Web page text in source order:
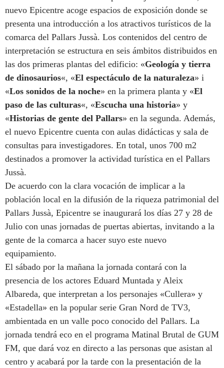
nuevo Epicentre acoge espacios de exposición donde se
presenta una introducción a los atractivos turísticos de la
comarca del Pallars Jussà. Los contenidos del centro de
interpretación se estructura en seis ámbitos distribuidos en
las dos primeras plantas del edificio: «Geología y tierra
de dinosaurios«, «El espectáculo de la naturaleza» i
«Los sonidos de la noche» en la primera planta y «El
paso de las culturas«, «Escucha una historia» y
«Historias de gente del Pallars» en la segunda. Además,
el nuevo Epicentre cuenta con aulas didácticas y sala de
consultas para investigadores. En total, unos 700 m2
destinados a promover la actividad turística en el Pallars
Jussà.
De acuerdo con la clara vocación de implicar a la
población local en la difusión de la riqueza patrimonial del
Pallars Jussà, Epicentre se inaugurará los días 27 y 28 de
Julio con unas jornadas de puertas abiertas, invitando a la
gente de la comarca a hacer suyo este nuevo
equipamiento.
El sábado por la mañana la jornada contará con la
presencia de los actores Eduard Muntada y Aleix
Albareda, que interpretan a los personajes «Cullera» y
«Estadella» en la popular serie Gran Nord de TV3,
ambientada en un valle poco conocido del Pallars. La
jornada tendrá eco en el programa Matinal Brutal de GUM
FM, que dará voz en directo a las personas que asistan al
centro y acabará por la tarde con la presentación de la